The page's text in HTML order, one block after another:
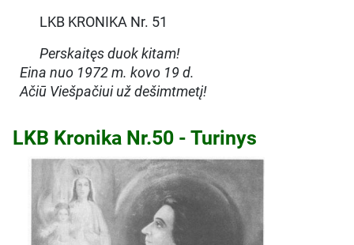
LKB KRONIKA Nr. 51
Perskaitęs duok kitam!
Eina nuo 1972 m. kovo 19 d.
Ačiū Viešpačiui už dešimtmetį!
LKB Kronika Nr.50 - Turinys